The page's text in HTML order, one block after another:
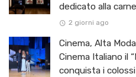
dedicato alla carne
2 giorni ago
Cinema, Alta
Cinema Italiano il
conquista i